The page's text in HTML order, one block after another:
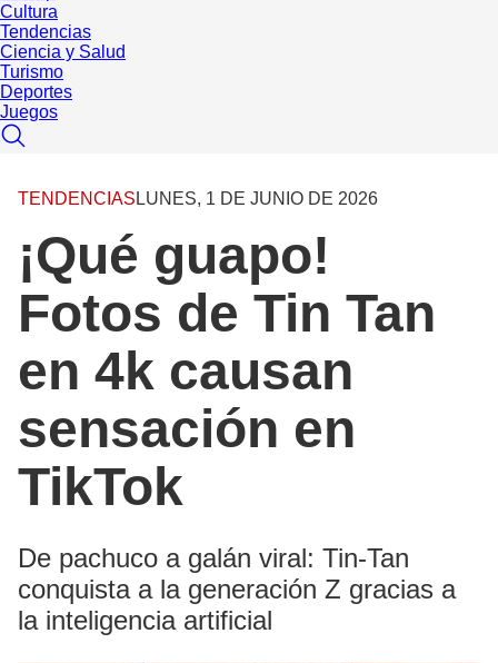
Cultura
Tendencias
Ciencia y Salud
Turismo
Deportes
Juegos
TENDENCIAS LUNES, 1 DE JUNIO DE 2026
¡Qué guapo!
Fotos de Tin Tan
en 4k causan
sensación en
TikTok
De pachuco a galán viral: Tin-Tan
conquista a la generación Z gracias a
la inteligencia artificial